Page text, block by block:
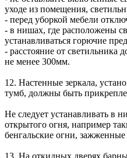
уходе из помещения,
- перед уборкой мебели
- в нишах, где расположены
устанавливаться горючие
- расстояние от светильника
не менее 300мм.
12. Настенные зеркала,
тумб, должны быть
Не следует устанавливать в
открытого огня, например
бенгальские огни, зажженные
13. На откидных дверях